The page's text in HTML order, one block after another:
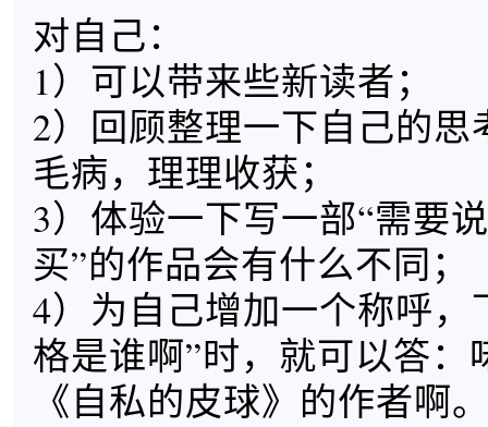
对自己：
1）可以带来些新读者；
2）回顾整理一下自己的思
毛病，理理收获；
3）体验一下写一部“需要
买”的作品会有什么不同；
4）为自己增加一个称呼，
格是谁啊”时，就可以答：
《自私的皮球》的作者啊